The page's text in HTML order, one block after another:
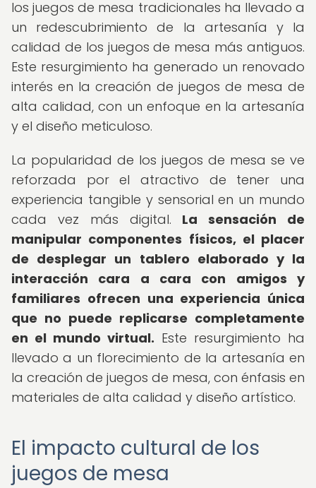
los juegos de mesa tradicionales ha llevado a
un redescubrimiento de la artesanía y la
calidad de los juegos de mesa más antiguos.
Este resurgimiento ha generado un renovado
interés en la creación de juegos de mesa de
alta calidad, con un enfoque en la artesanía
y el diseño meticuloso.
La popularidad de los juegos de mesa se ve
reforzada por el atractivo de tener una
experiencia tangible y sensorial en un mundo
cada vez más digital. La sensación de
manipular componentes físicos, el placer
de desplegar un tablero elaborado y la
interacción cara a cara con amigos y
familiares ofrecen una experiencia única
que no puede replicarse completamente
en el mundo virtual. Este resurgimiento ha
llevado a un florecimiento de la artesanía en
la creación de juegos de mesa, con énfasis en
materiales de alta calidad y diseño artístico.
El impacto cultural de los
juegos de mesa